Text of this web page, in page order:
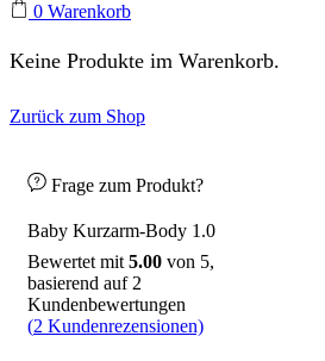
0 Warenkorb
Keine Produkte im Warenkorb.
Zurück zum Shop
Frage zum Produkt?
Baby Kurzarm-Body 1.0
Bewertet mit 5.00 von 5,
basierend auf 2
Kundenbewertungen
(2 Kundenrezensionen)